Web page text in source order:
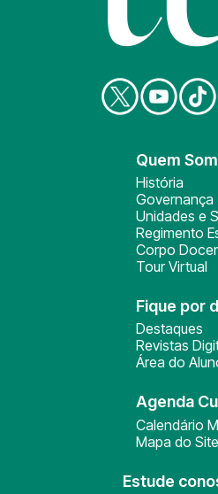
Quem
História
Governança
Unidades e
Regimento
Corpo
Tour Virtual
Fique por
Destaques
Revistas
Área do
Agenda
Calendário
Mapa do Site
Estude